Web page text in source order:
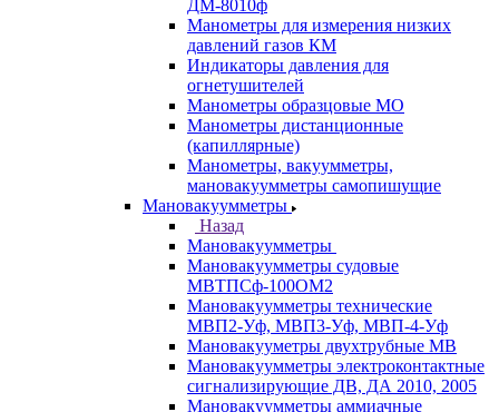
ДМ-8010ф
Манометры для измерения низких
давлений газов КМ
Индикаторы давления для
огнетушителей
Манометры образцовые МО
Манометры дистанционные
(капиллярные)
Манометры, вакуумметры,
мановакуумметры самопишущие
Мановакуумметры
Назад
Мановакуумметры
Мановакуумметры судовые
МВТПСф-100ОМ2
Мановакуумметры технические
МВП2-Уф, МВП3-Уф, МВП-4-Уф
Мановакууметры двухтрубные МВ
Мановакуумметры электроконтактные
сигнализирующие ДВ, ДА 2010, 2005
Мановакуумметры аммиачные